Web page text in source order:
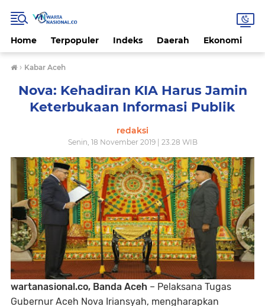
Home Terpopuler Indeks Daerah Ekonomi
› Kabar Aceh
Nova: Kehadiran KIA Harus Jamin
Keterbukaan Informasi Publik
redaksi
Senin, 18 November 2019 | 23.28 WIB
wartanasional.co, Banda Aceh – Pelaksana Tugas
Gubernur Aceh Nova Iriansyah, mengharapkan